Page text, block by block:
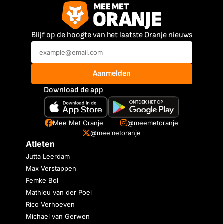
Blijf op de hoogte van het laatste Oranje nieuws
Aanmelden
Download de app
Mee Met Oranje
@meemetoranje
@meemetoranje
Atleten
Jutta Leerdam
Max Verstappen
Femke Bol
Mathieu van der Poel
Rico Verhoeven
Michael van Gerwen